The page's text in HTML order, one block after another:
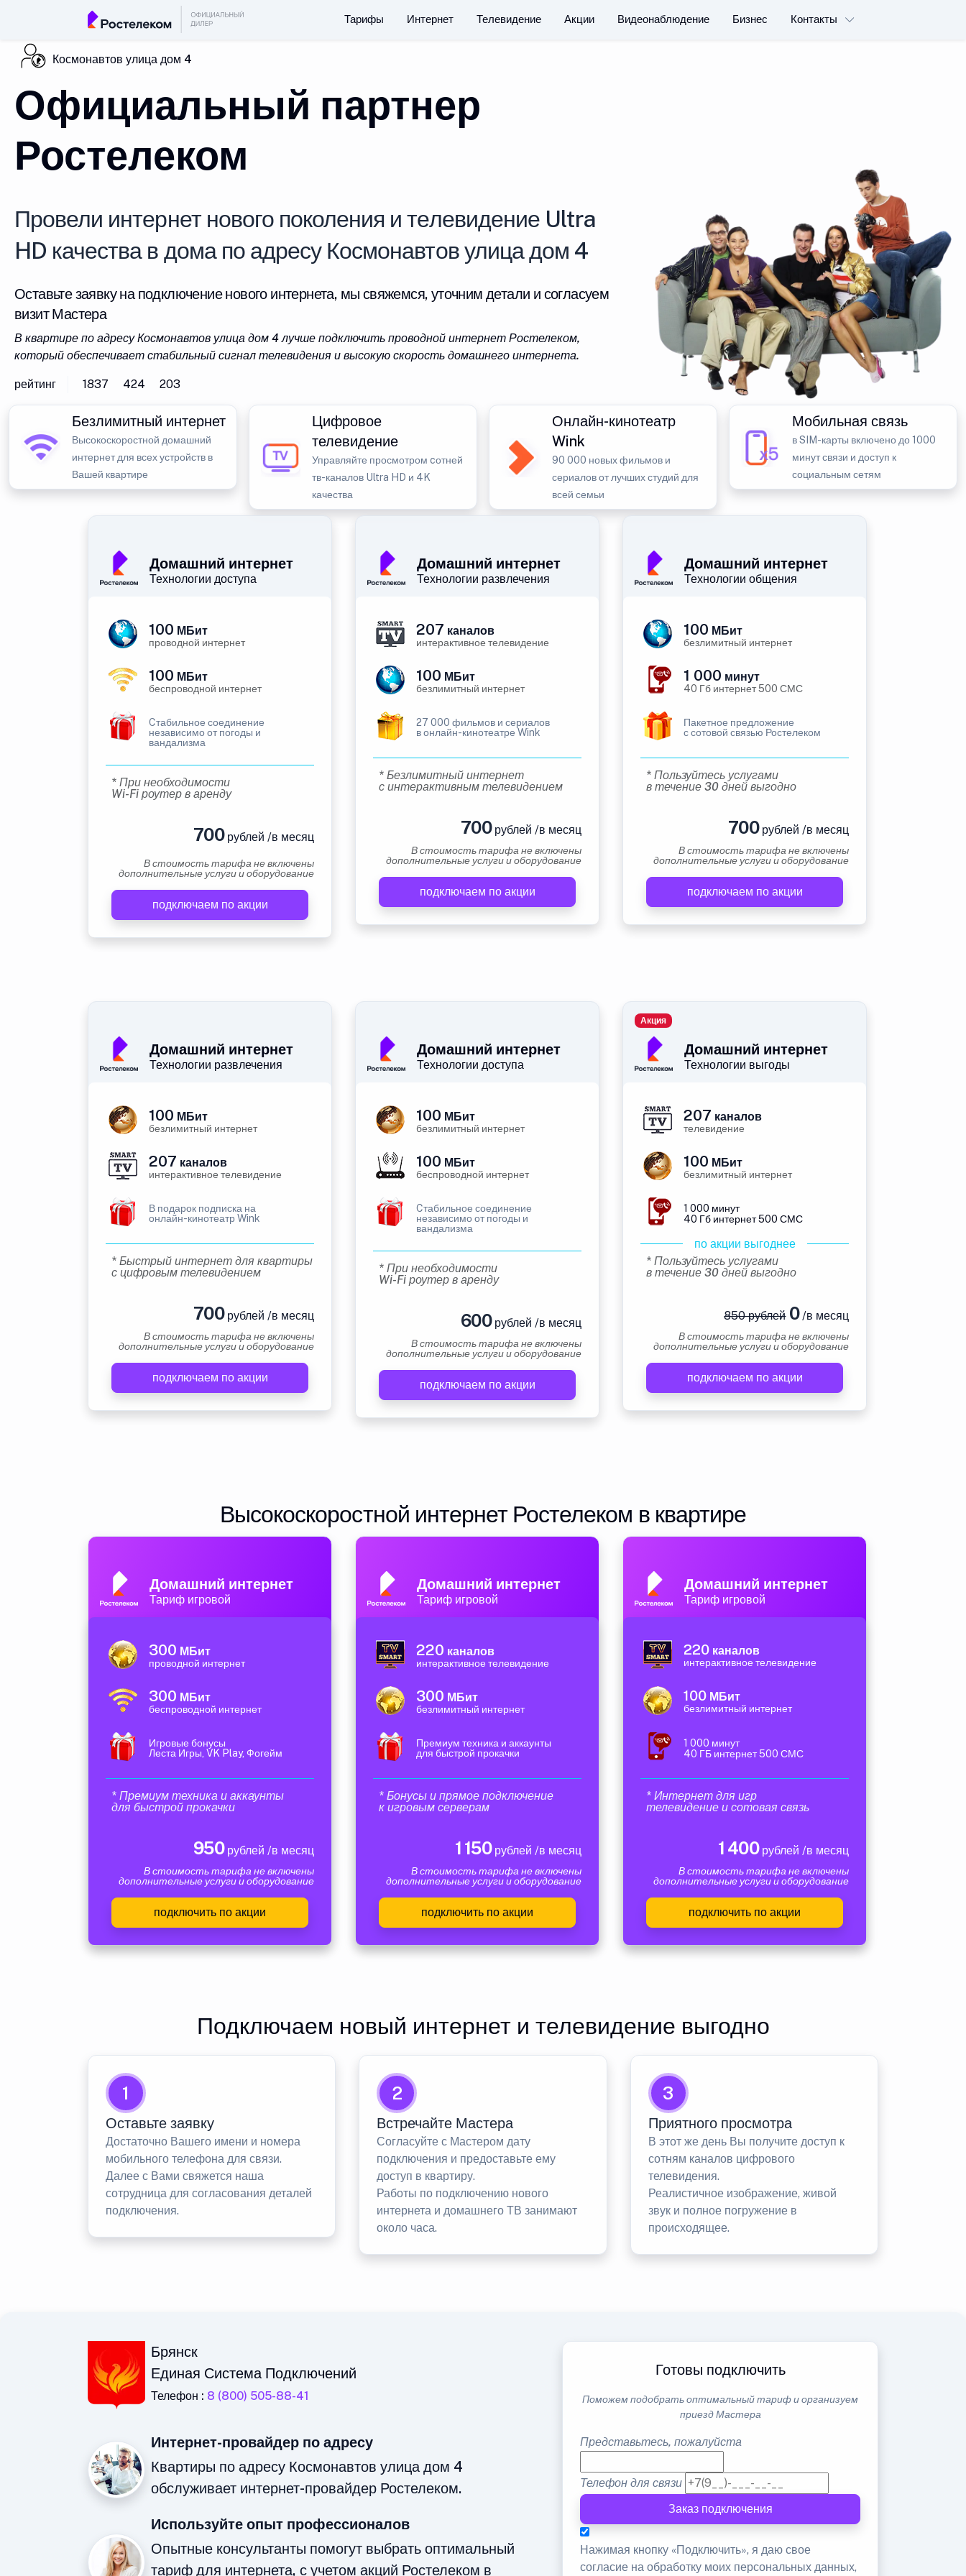
Тарифы Интернет Телевидение Акции Видеонаблюдение Бизнес Контакты
Космонавтов улица дом 4
Официальный партнер
Ростелеком
Провели интернет нового поколения и телевидение Ultra
HD качества в дома по адресу Космонавтов улица дом 4
Оставьте заявку на подключение нового интернета, мы свяжемся, уточним детали и согласуем
визит Мастера
В квартире по адресу Космонавтов улица дом 4 лучше подключить проводной интернет Ростелеком,
который обеспечивает стабильный сигнал телевидения и высокую скорость домашнего интернета.
рейтинг 1837 424 203
Безлимитный интернет
Высокоскоростной домашний
интернет для всех устройств в
Вашей квартире
Цифровое
телевидение
Управляйте просмотром cотней
тв-каналов Ultra HD и 4K
качества
Онлайн-кинотеатр
Wink
90 000 новых фильмов и
сериалов от лучших студий для
всей семьи
Мобильная связь
в SIM-карты включено до 1000
минут связи и доступ к
социальным сетям
Домашний интернет
Технологии доступа
100 МБит
проводной интернет
100 МБит
беспроводной интернет
Cтабильное соединение
независимо от погоды и
вандализма
* При необходимости
Wi-Fi роутер в аренду
700рублей /в месяц
В стоимость тарифа не включены
дополнительные услуги и оборудование
подключаем по акции
Домашний интернет
Технологии развлечения
207 каналов
интерактивное телевидение
100 МБит
безлимитный интернет
27 000 фильмов и сериалов
в онлайн-кинотеатре Wink
* Безлимитный интернет
с интерактивным телевидением
700рублей /в месяц
В стоимость тарифа не включены
дополнительные услуги и оборудование
подключаем по акции
Домашний интернет
Технологии общения
100 МБит
безлимитный интернет
1 000 минут
40 Гб интернет 500 СМС
Пакетное предложение
с сотовой связью Ростелеком
* Пользуйтесь услугами
в течение 30 дней выгодно
700рублей /в месяц
В стоимость тарифа не включены
дополнительные услуги и оборудование
подключаем по акции
Домашний интернет
Технологии развлечения
100 МБит
безлимитный интернет
207 каналов
интерактивное телевидение
В подарок подписка на
онлайн-кинотеатр Wink
* Быстрый интернет для квартиры
с цифровым телевидением
700рублей /в месяц
В стоимость тарифа не включены
дополнительные услуги и оборудование
подключаем по акции
Домашний интернет
Технологии доступа
100 МБит
безлимитный интернет
100 МБит
беспроводной интернет
Cтабильное соединение
независимо от погоды и
вандализма
* При необходимости
Wi-Fi роутер в аренду
600рублей /в месяц
В стоимость тарифа не включены
дополнительные услуги и оборудование
подключаем по акции
Домашний интернет
Технологии выгоды
Акция
207 каналов
телевидение
100 МБит
безлимитный интернет
1 000 минут
40 Гб интернет 500 СМС
по акции выгоднее
* Пользуйтесь услугами
в течение 30 дней выгодно
850 рублей0/в месяц
В стоимость тарифа не включены
дополнительные услуги и оборудование
подключаем по акции
Высокоскоростной интернет Ростелеком в квартире
Домашний интернет
Тариф игровой
300 МБит
проводной интернет
300 МБит
беспроводной интернет
Игровые бонусы
Леста Игры, VK Play, Фогейм
* Премиум техника и аккаунты
для быстрой прокачки
950рублей /в месяц
В стоимость тарифа не включены
дополнительные услуги и оборудование
подключить по акции
Домашний интернет
Тариф игровой
220 каналов
интерактивное телевидение
300 МБит
безлимитный интернет
Премиум техника и аккаунты
для быстрой прокачки
* Бонусы и прямое подключение
к игровым серверам
1 150рублей /в месяц
В стоимость тарифа не включены
дополнительные услуги и оборудование
подключить по акции
Домашний интернет
Тариф игровой
220 каналов
интерактивное телевидение
100 МБит
безлимитный интернет
1 000 минут
40 ГБ интернет 500 СМС
* Интернет для игр
телевидение и сотовая связь
1 400рублей /в месяц
В стоимость тарифа не включены
дополнительные услуги и оборудование
подключить по акции
Подключаем новый интернет и телевидение выгодно
1
Оставьте заявку
Достаточно Вашего имени и номера
мобильного телефона для связи.
Далее с Вами свяжется наша
сотрудница для согласования деталей
подключения.
2
Встречайте Мастера
Согласуйте с Мастером дату
подключения и предоставьте ему
доступ в квартиру.
Работы по подключению нового
интернета и домашнего ТВ занимают
около часа.
3
Приятного просмотра
В этот же день Вы получите доступ к
сотням каналов цифрового
телевидения.
Реалистичное изображение, живой
звук и полное погружение в
происходящее.
Брянск
Единая Система Подключений
Телефон : 8 (800) 505-88-41
Интернет-провайдер по адресу
Квартиры по адресу Космонавтов улица дом 4
обслуживает интернет-провайдер Ростелеком.
Используйте опыт профессионалов
Опытные консультанты помогут выбрать оптимальный
тариф для интернета, с учетом акций Ростелеком в
Готовы подключить
Поможем подобрать оптимальный тариф и организуем
приезд Мастера
Представьтесь, пожалуйста
Телефон для связи
Заказ подключения
Нажимая кнопку «Подключить», я даю свое
согласие на обработку моих персональных данных,